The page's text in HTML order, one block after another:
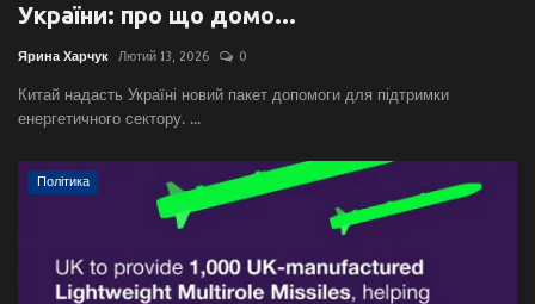
України: про що домо...
Ярина Харчук Лютий 13, 2026 0
Китай надасть Україні новий пакет допомоги для підтримки
енергетичного сектору. ...
Політика